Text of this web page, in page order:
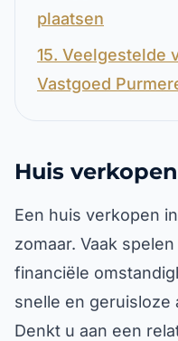
plaatsen
15. Veelgestelde
Vastgoed
Huis
Een huis verkopen
zomaar. Vaak
financiële
snelle en geruisloze
Denkt u aan een